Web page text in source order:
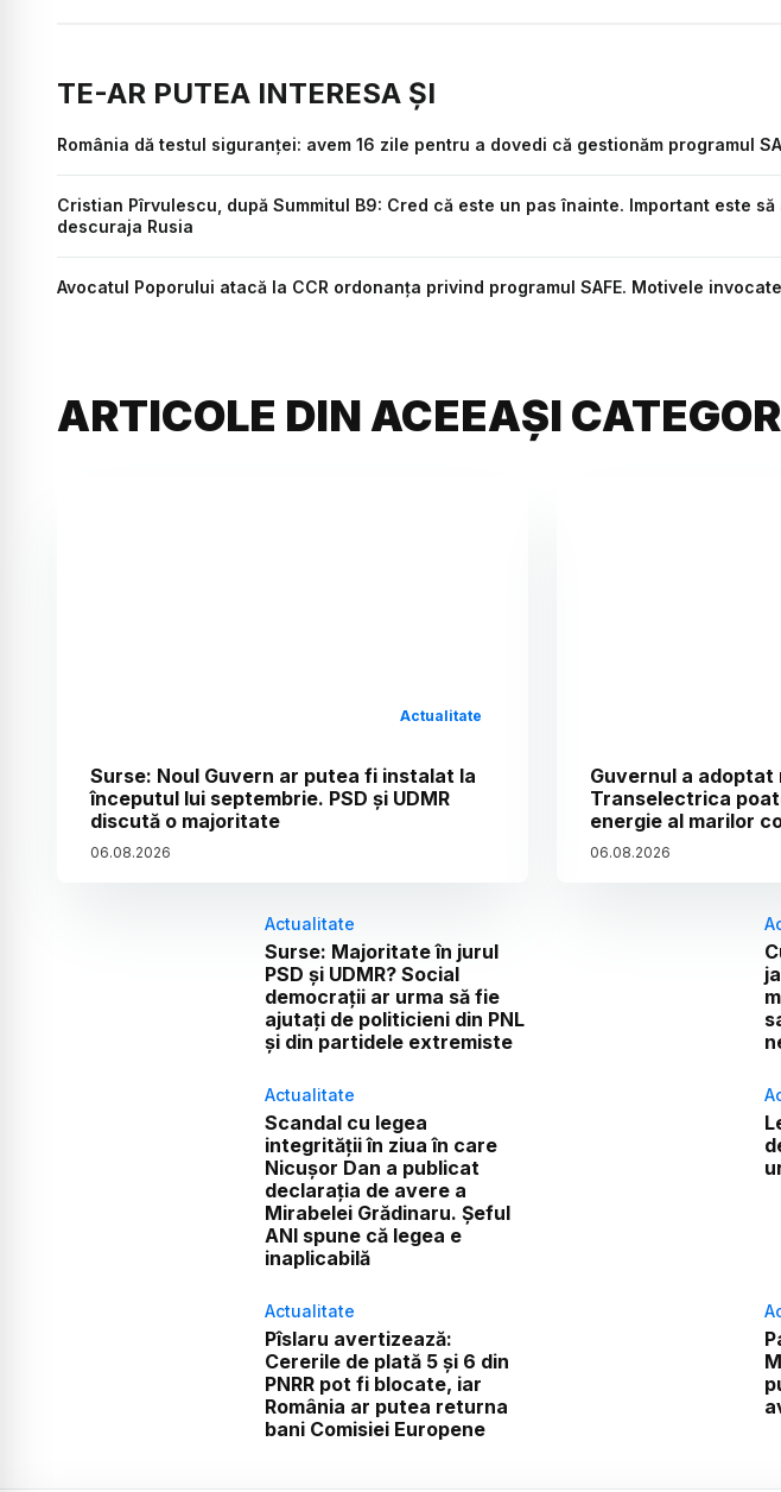
TE-AR PUTEA INTERESA ȘI
România dă testul siguranței: avem 16 zile pentru a dovedi că gestionăm programul
Cristian Pîrvulescu, după Summitul B9: Cred că este un pas înainte. Important este
descuraja Rusia
Avocatul Poporului atacă la CCR ordonanța privind programul SAFE. Motivele
ARTICOLE DIN ACEEAȘI
Actualitate
Surse: Noul Guvern ar putea fi instalat la
începutul lui septembrie. PSD și UDMR
discută o majoritate
06.08.2026
Guvernul a adoptat
Transelectrica
energie al marilor
06.08.2026
Actualitate
Surse: Majoritate în jurul
PSD și UDMR? Social
democrații ar urma să fie
ajutați de politicieni din PNL
și din partidele extremiste
Actualitate
Scandal cu legea
integrității în ziua în care
Nicușor Dan a publicat
declarația de avere a
Mirabelei Grădinaru. Șeful
ANI spune că legea e
inaplicabilă
Actualitate
Pîslaru avertizează:
Cererile de plată 5 și 6 din
PNRR pot fi blocate, iar
România ar putea returna
bani Comisiei Europene